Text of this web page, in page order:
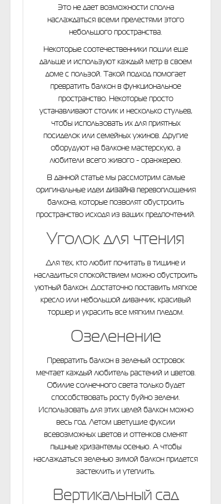
Это не дает возможности сполна
наслаждаться всеми прелестями этого
небольшого пространства.
Некоторые соотечественники пошли еще
дальше и используют каждый метр в своем
доме с пользой. Такой подход помогает
превратить балкон в функциональное
пространство. Некоторые просто
устанавливают столик и несколько стульев,
чтобы использовать их для приятных
посиделок или семейных ужинов. Другие
оборудуют на балконе мастерскую, а
любители всего живого - оранжерею.
В данной статье мы рассмотрим самые
оригинальные идеи дизайнаперевоплощения
балкона, которые позволят обустроить
пространство исходя из ваших предпочтений.
Уголок для чтения
Для тех, кто любит почитать в тишине и
насладиться спокойствием можно обустроить
уютный балкон. Достаточно поставить мягкое
кресло или небольшой диванчик, красивый
торшер и украсить все мягким пледом.
Озеленение
Превратить балкон в зеленый островок
мечтает каждый любитель растений и цветов.
Обилие солнечного света только будет
способствовать росту буйно зелени.
Использовать для этих целей балкон можно
весь год. Летом цветущие фуксии
всевозможных цветов и оттенков сменят
пышные хризантемы осенью. А чтобы
наслаждаться зеленью зимой балкон придется
застеклить и утеплить.
Вертикальный сад